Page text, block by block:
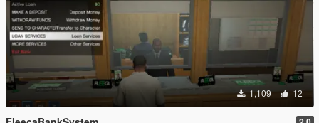
1,109 12